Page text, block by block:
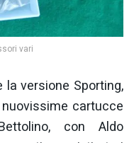
vari
versione Sporting,
cartucce
con Aldo